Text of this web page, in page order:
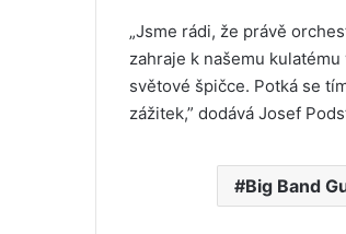
„Jsme rádi, že právě
zahraje k našemu
světové špičce. Potká se
zážitek,” dodává Josef
Big Band